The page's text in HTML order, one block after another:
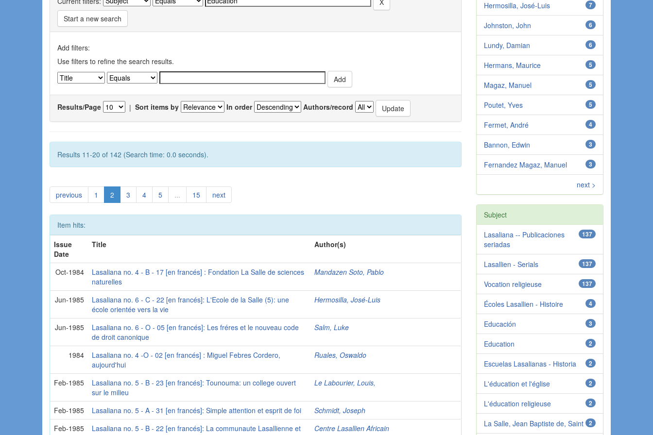
Start a new search
Add filters:
Use filters to refine the search results.
Results/Page | Sort items by In order Authors/record
Results 11-20 of 142 (Search time: 0.0 seconds).
previous 1 2 3 4 5 ... 15 next
Item hits:
Issue
Date
Title Author(s)
Oct-1984
Lasaliana no. 4 - B - 17 [en francés] : Fondation La Salle de sciences
naturelles
Mandazen Soto, Pablo
Jun-1985
Lasaliana no. 6 - C - 22 [en francés]: L'Ecole de la Salle (5): une
école orientée vers la vie
Hermosilla, José-Luis
Jun-1985
Lasaliana no. 6 - O - 05 [en francés]: Les fréres et le nouveau code
de droit canonique
Salm, Luke
1984
Lasaliana no. 4 -O - 02 [en francés] : Miguel Febres Cordero,
aujourd'hui
Ruales, Oswaldo
Feb-1985
Lasaliana no. 5 - B - 23 [en francés]: Tounouma: un college ouvert
sur le milieu
Le Labourier, Louis,
Feb-1985 Lasaliana no. 5 - A - 31 [en francés]: Simple attention et esprit de foi
Schmidt, Joseph
Feb-1985
Lasaliana no. 5 - B - 22 [en francés]: La communaute Lasallienne et
Centre Lasallien Africain
7
Hermosilla, José-Luis
6
Johnston, John
6
Lundy, Damian
5
Hermans, Maurice
5
Magaz, Manuel
5
Poutet, Yves
4
Fermet, André
3
Bannon, Edwin
3
Fernandez Magaz, Manuel
next >
Subject
137
Lasaliana -- Publicaciones
seriadas
137
Lasallien - Serials
137
Vocation religieuse
4
Écoles Lasallien - Histoire
3
Educación
2
Education
2
Escuelas Lasalianas - Historia
2
L'éducation et l'église
2
L'éducation religieuse
2
La Salle, Jean Baptiste de, Saint